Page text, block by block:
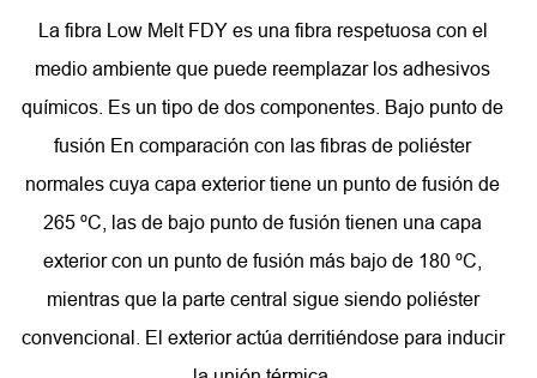
La fibra Low Melt FDY es una fibra respetuosa con el
medio ambiente que puede reemplazar los adhesivos
químicos. Es un tipo de dos componentes. Bajo punto de
fusión En comparación con las fibras de poliéster
normales cuya capa exterior tiene un punto de fusión de
265 ºC, las de bajo punto de fusión tienen una capa
exterior con un punto de fusión más bajo de 180 ºC,
mientras que la parte central sigue siendo poliéster
convencional. El exterior actúa derritiéndose para inducir